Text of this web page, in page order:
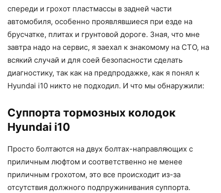
спереди и грохот пластмассы в задней части
автомобиля, особенно проявлявшиеся при езде на
брусчатке, плитах и грунтовой дороге. Зная, что мне
завтра надо на сервис, я заехал к знакомому на СТО, на
всякий случай и для соей безопасности сделать
диагностику, так как на предпродажке, как я понял к
Hyundai i10 никто не подходил. И что мы обнаружили:
Суппорта тормозных колодок
Hyundai i10
Просто болтаются на двух болтах-направляющих с
приличным люфтом и соответственно не менее
приличным грохотом, это все происходит из-за
отсутствия должного подпружинивания суппорта.